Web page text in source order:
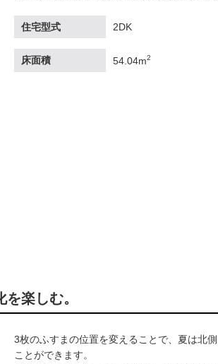
住宅型式 2DK
床面積 54.04m2
楽しむ。
3枚のふすまの位置を変えることで、夏は北
ことができます。